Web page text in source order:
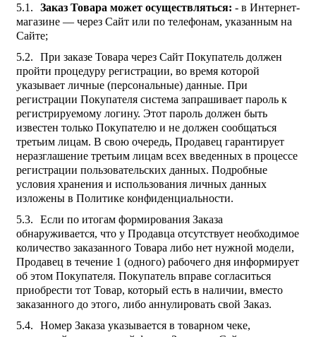
Заказ Товара может осуществляться: - в Интернет-
магазине — через Сайт или по телефонам, указанным на
Сайте;
При заказе Товара через Сайт Покупатель должен
пройти процедуру регистрации, во время которой
указывает личные (персональные) данные. При
регистрации Покупателя система запрашивает пароль к
регистрируемому логину. Этот пароль должен быть
известен только Покупателю и не должен сообщаться
третьим лицам. В свою очередь, Продавец гарантирует
неразглашение третьим лицам всех введенных в процессе
регистрации пользовательских данных. Подробные
условия хранения и использования личных данных
изложены в Политике конфиденциальности.
Если по итогам формирования Заказа
обнаруживается, что у Продавца отсутствует необходимое
количество заказанного Товара либо нет нужной модели,
Продавец в течение 1 (одного) рабочего дня информирует
об этом Покупателя. Покупатель вправе согласиться
приобрести тот Товар, который есть в наличии, вместо
заказанного до этого, либо аннулировать свой Заказ.
Номер Заказа указывается в товарном чеке,